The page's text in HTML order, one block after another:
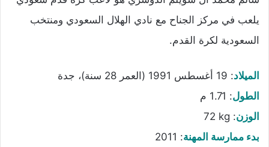
يلعب في مركز الجناح مع نادي الهلال السعودي ومنتخب
السعودية لكرة القدم.
الميلاد: 19 أغسطس 1991 (العمر 28 سنة)، جدة
الطول: 1.71 م
الوزن:
72 kg
بدء ممارسة المهنة:
2011